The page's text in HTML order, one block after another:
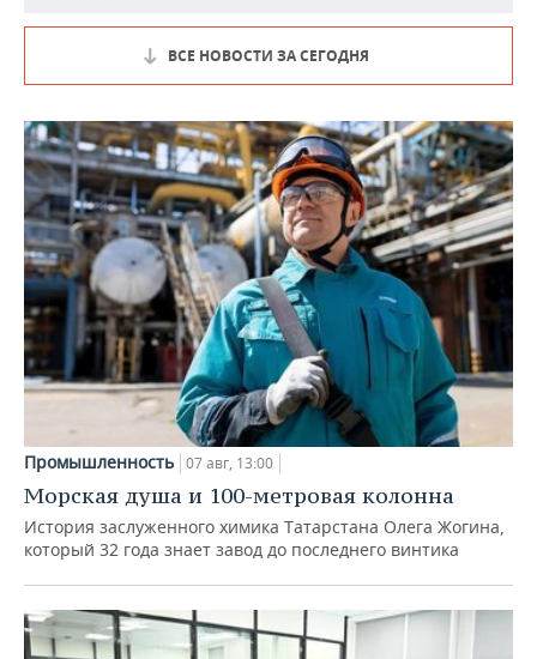
ВСЕ НОВОСТИ ЗА СЕГОДНЯ
Промышленность 07 авг, 13:00
Морская душа и 100-метровая колонна
История заслуженного химика Татарстана Олега Жогина,
который 32 года знает завод до последнего винтика